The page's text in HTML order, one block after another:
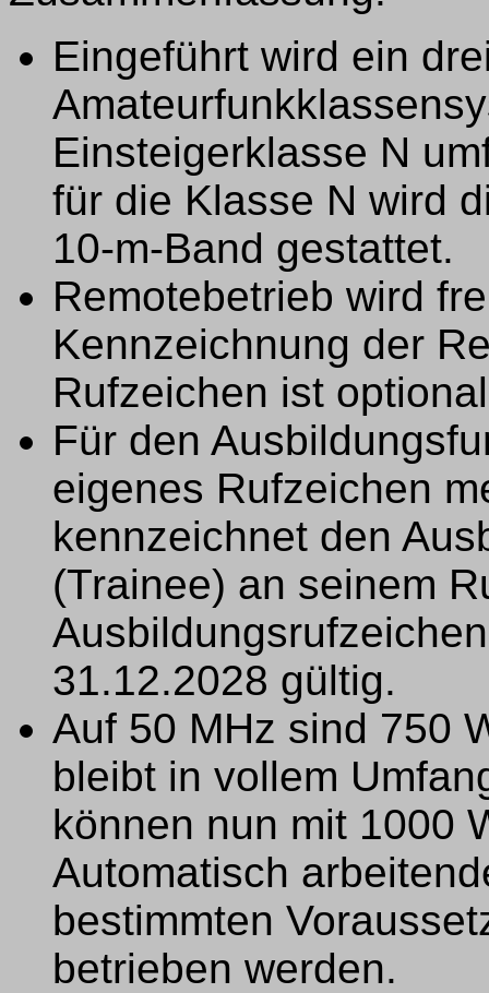
Eingeführt wird ein
Einsteigerklasse N
für die Klasse N wird
10-m-Band gestattet.
Remotebetrieb wird
Kennzeichnung der
Rufzeichen ist
Für den
eigenes Rufzeichen
kennzeichnet den
(Trainee) an seinem
31.12.2028 gültig.
Auf 50 MHz sind 750
bleibt in vollem
können nun mit 1000
Automatisch
bestimmten
betrieben werden.